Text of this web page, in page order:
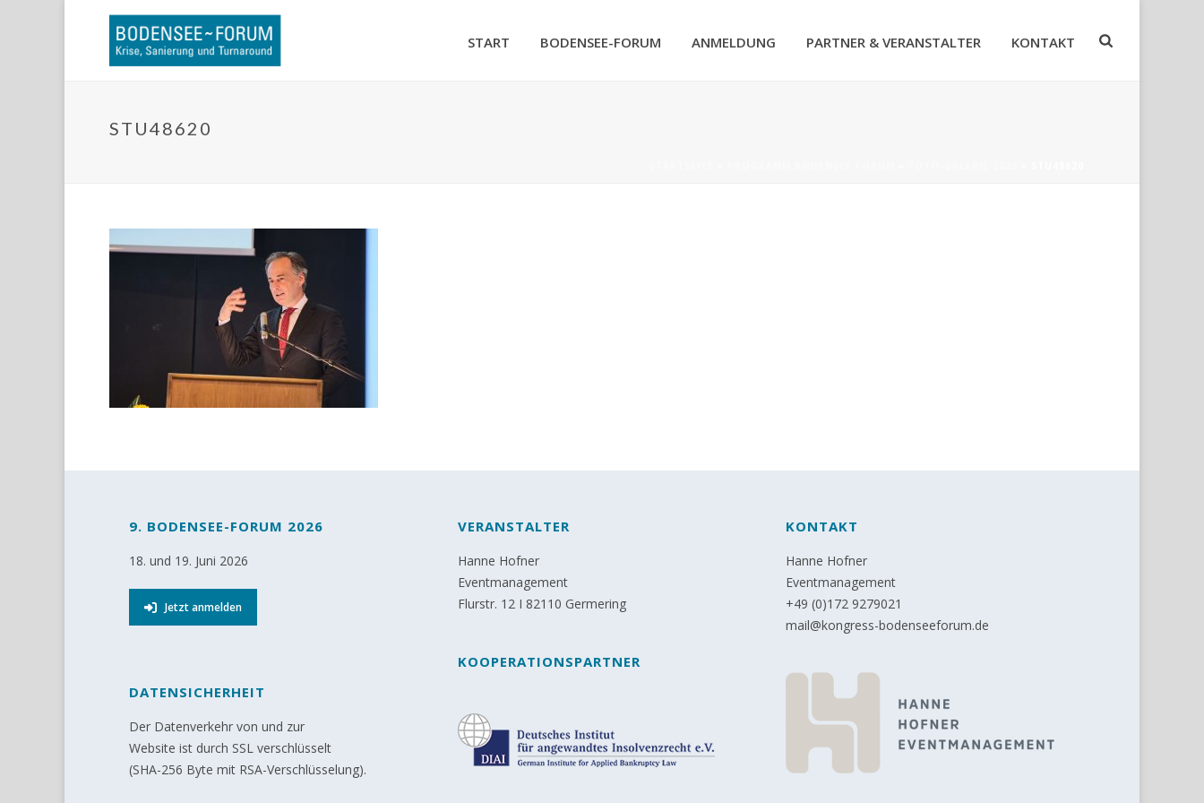
START BODENSEE-FORUM ANMELDUNG PARTNER & VERANSTALTER KONTAKT
STU48620
9. BODENSEE-FORUM 2026
18. und 19. Juni 2026
Jetzt anmelden
DATENSICHERHEIT
Der Datenverkehr von und zur
Website ist durch SSL verschlüsselt
(SHA-256 Byte mit RSA-Verschlüsselung).
VERANSTALTER
Hanne Hofner
Eventmanagement
Flurstr. 12 I 82110 Germering
KOOPERATIONSPARTNER
KONTAKT
Hanne Hofner
Eventmanagement
+49 (0)172 9279021
mail@kongress-bodenseeforum.de